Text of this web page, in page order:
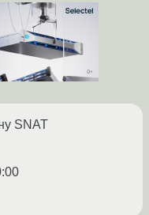
SNAT